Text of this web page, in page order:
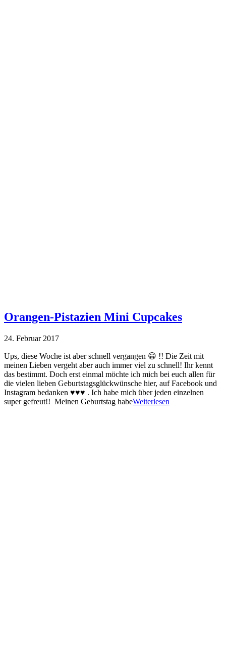
Orangen-Pistazien Mini Cupcakes
24. Februar 2017
Ups, diese Woche ist aber schnell vergangen 😀 !! Die Zeit mit
meinen Lieben vergeht aber auch immer viel zu schnell! Ihr kennt
das bestimmt. Doch erst einmal möchte ich mich bei euch allen für
die vielen lieben Geburtstagsglückwünsche hier, auf Facebook und
Instagram bedanken ♥♥♥ . Ich habe mich über jeden einzelnen
super gefreut!! Meinen Geburtstag habeWeiterlesen